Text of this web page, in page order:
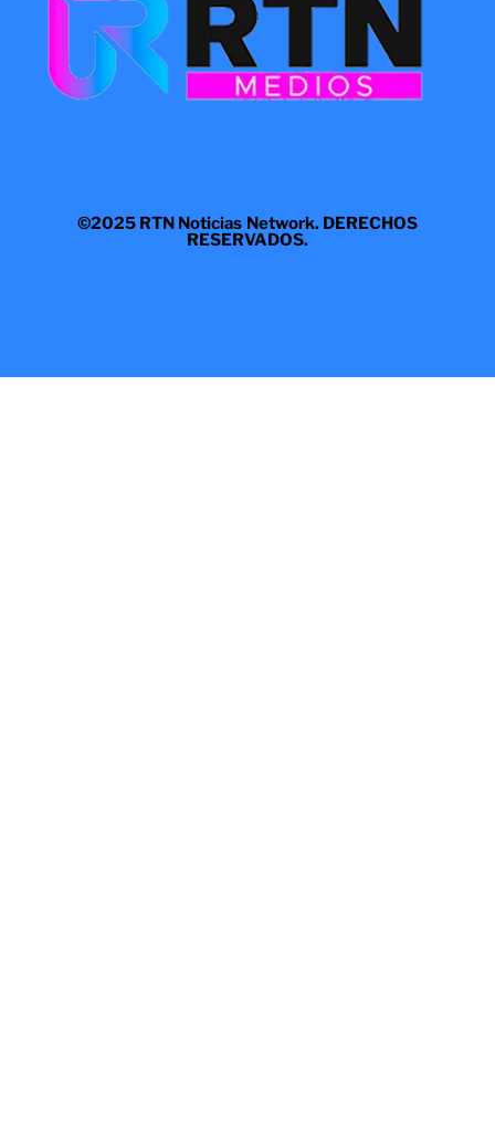
©2025 RTN Noticias Network. DERECHOS
RESERVADOS.